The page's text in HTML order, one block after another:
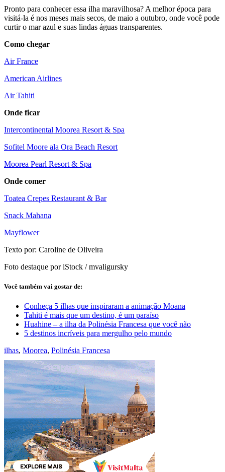
Pronto para conhecer essa ilha maravilhosa? A melhor época para
visitá-la é nos meses mais secos, de maio a outubro, onde você pode
curtir o mar azul e suas lindas águas transparentes.
Como chegar
Air France
American Airlines
Air Tahiti
Onde ficar
Intercontinental Moorea Resort & Spa
Sofitel Moore ala Ora Beach Resort
Moorea Pearl Resort & Spa
Onde comer
Toatea Crepes Restaurant & Bar
Snack Mahana
Mayflower
Texto por: Caroline de Oliveira
Foto destaque por iStock / mvaligursky
Você também vai gostar de:
Conheça 5 ilhas que inspiraram a animação Moana
Tahiti é mais que um destino, é um paraíso
Huahine – a ilha da Polinésia Francesa que você não
5 destinos incríveis para mergulho pelo mundo
ilhas, Moorea, Polinésia Francesa